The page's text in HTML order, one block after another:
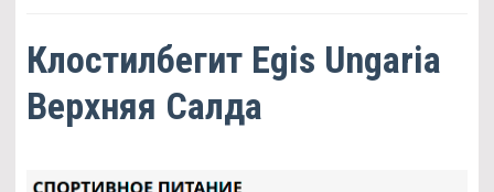
Клостилбегит Egis Ungaria
Верхняя Салда